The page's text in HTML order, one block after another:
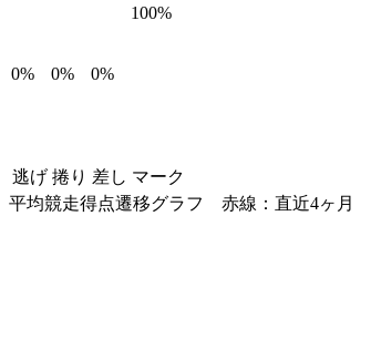
0% 0% 0%
100%
逃げ 捲り 差し マーク
平均競走得点遷移グラフ 赤線：直近4ヶ月